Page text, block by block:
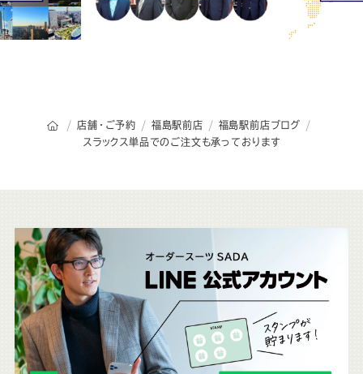
オーダースーツSADAのトップページ
店舗・ご予約 福島駅前店
福島駅前店ブログ
スラックス単品でのご注文も承っております
こ
ち
ら
も